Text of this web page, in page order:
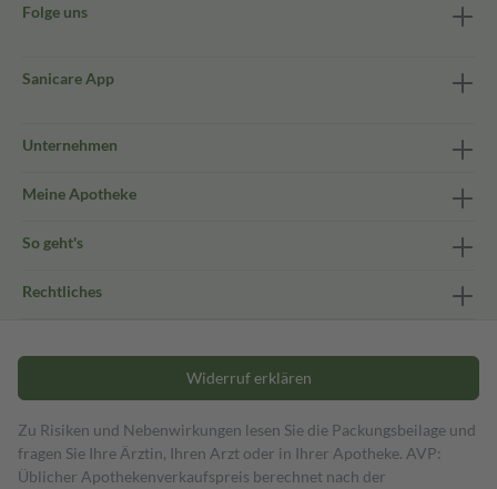
Folge uns
Sanicare App
Unternehmen
Meine Apotheke
So geht's
Rechtliches
Widerruf erklären
Zu Risiken und Nebenwirkungen lesen Sie die Packungsbeilage und
fragen Sie Ihre Ärztin, Ihren Arzt oder in Ihrer Apotheke. AVP:
Üblicher Apothekenverkaufspreis berechnet nach der